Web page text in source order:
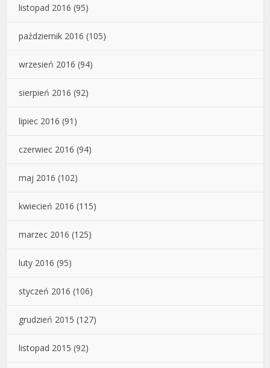
listopad 2016 (95)
październik 2016 (105)
wrzesień 2016 (94)
sierpień 2016 (92)
lipiec 2016 (91)
czerwiec 2016 (94)
maj 2016 (102)
kwiecień 2016 (115)
marzec 2016 (125)
luty 2016 (95)
styczeń 2016 (106)
grudzień 2015 (127)
listopad 2015 (92)